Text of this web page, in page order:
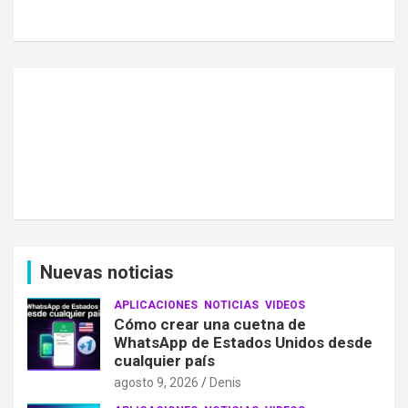
Nuevas noticias
APLICACIONES NOTICIAS VIDEOS
Cómo crear una cuetna de
WhatsApp de Estados Unidos desde
cualquier país
agosto 9, 2026 Denis